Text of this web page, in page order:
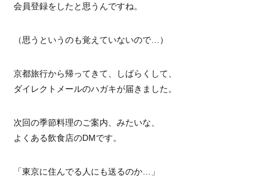
会員登録をしたと思うんですね。
（思うというのも覚えていないので…）
京都旅行から帰ってきて、しばらくして、
ダイレクトメールのハガキが届きました。
次回の季節料理のご案内、みたいな、
よくある飲食店のDMです。
「東京に住んでる人にも送るのか…」